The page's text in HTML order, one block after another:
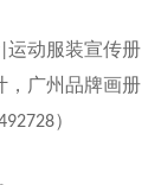
运动服装宣传册
，广州品牌画册
）